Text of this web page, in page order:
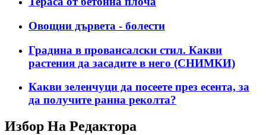
Овощни дървета - болести
Градина в провансалски стил. Какви
растения да засадите в него (СНИМКИ)
Какви зеленчуци да посеете през есента, за
да получите ранна реколта?
Избор На Редактора